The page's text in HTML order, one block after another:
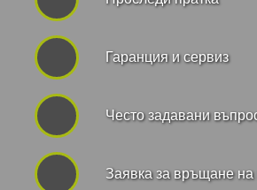
Гаранция и сервиз
Често задавани
Заявка за връщане на